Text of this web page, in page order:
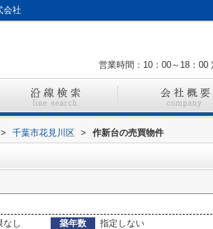
会社
営業時間：10：00～18：00
> 千葉市花見川区 > 作新台の売買物件
なし 築年数
指定しない